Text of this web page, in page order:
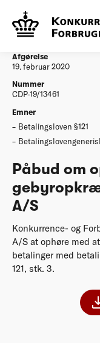
Afgørelser
Afgørelse
19. februar 2020
Nummer
CDP-19/13461
Emner
Betalingsloven §121
Påbud om
A/S
Konkurrence- og
A/S at ophøre med
betalinger med
121, stk. 3.